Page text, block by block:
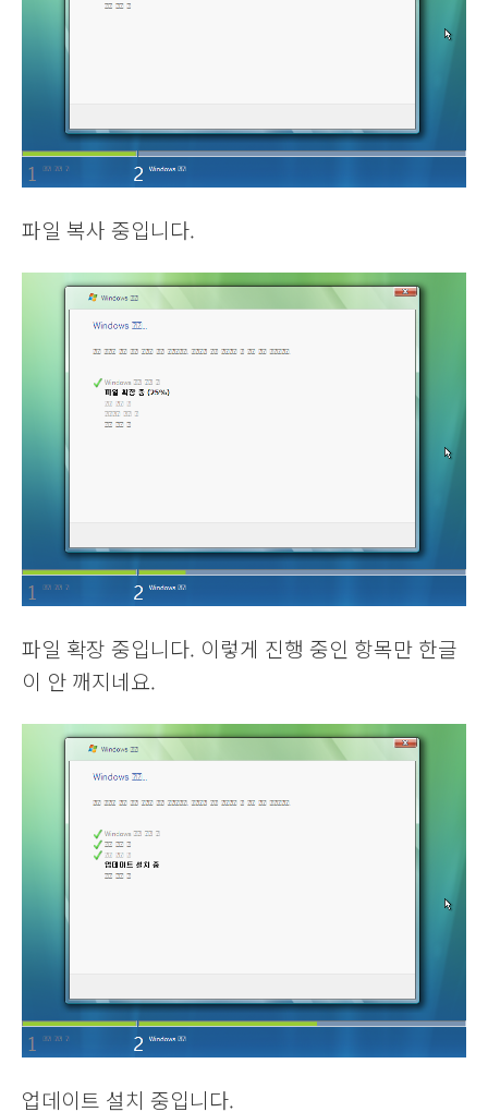
파일 복사 중입니다.
파일 확장 중입니다. 이렇게 진행 중인 항목만 한글
이 안 깨지네요.
업데이트 설치 중입니다.